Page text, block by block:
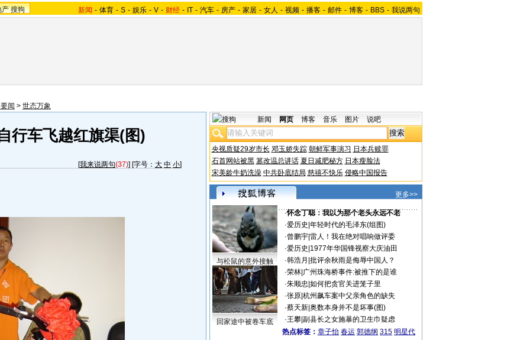
产 搜狗 新闻 - 体育 - S - 娱乐 - V - 财经 - IT - 汽车 - 房产 - 家居 - 女人 - 视频 - 播客 - 邮件 - 博客 - BBS - 我说两句
闻 > 世态万象
行车飞越红旗渠(图)
[我来说两句(37)] [字号： 大 中 小]
新闻 网页 博客 音乐 图片 说吧
央视质疑29岁市长 邓玉娇失踪 朝鲜军事演习 日本兵赎罪
石首网站被黑 篡改温总讲话 夏日减肥秘方 日本瘦脸法
宋美龄牛奶洗澡 中共卧底结局 慈禧不快乐 侵略中国报告
更多>>
与松鼠的意外接触
回家途中被卷车底
·怀念丁聪：我以为那个老头永远不老
·爱历史 年轻时代的毛泽东(组图)
·曾鹏宇| 雷人！我在绝对唱响做评委
·爱历史 1977年华国锋视察大庆油田
·韩浩月 批评余秋雨是侮辱中国人？
·荣林| 广州珠海桥事件:被推下的是谁
·朱顺忠 如何把贪官关进笼子里
·张原| 杭州飙车案中父亲角色的缺失
·蔡天新| 奥数本身并不是坏事(图)
·王攀| 副县长之女施暴的卫生巾疑虑
热点标签： 章子怡 春运 郭德纲 315 明星代